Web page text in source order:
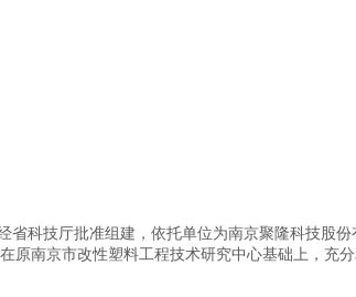
省科技厅批准组建，依托单位为南京聚隆科技股
原南京市改性塑料工程技术研究中心基础上，